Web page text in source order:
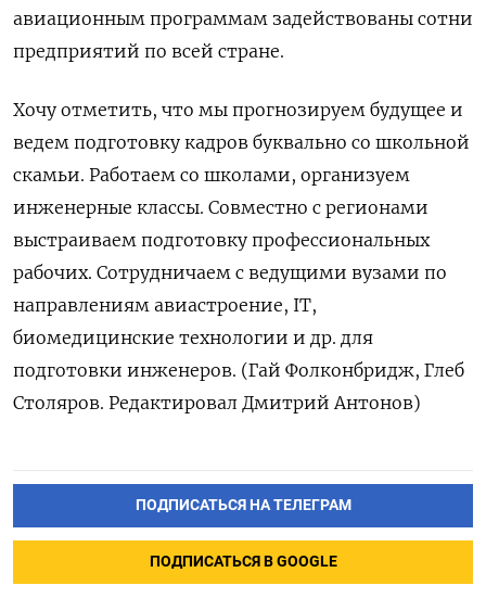
авиационным программам задействованы сотни
предприятий по всей стране.
Хочу отметить, что мы прогнозируем будущее и
ведем подготовку кадров буквально со школьной
скамьи. Работаем со школами, организуем
инженерные классы. Совместно с регионами
выстраиваем подготовку профессиональных
рабочих. Сотрудничаем с ведущими вузами по
направлениям авиастроение, IT,
биомедицинские технологии и др. для
подготовки инженеров. (Гай Фолконбридж, Глеб
Столяров. Редактировал Дмитрий Антонов)
ПОДПИСАТЬСЯ НА ТЕЛЕГРАМ
ПОДПИСАТЬСЯ В GOOGLE